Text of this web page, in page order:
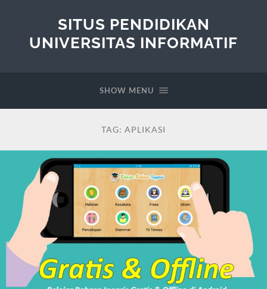
SITUS PENDIDIKAN
UNIVERSITAS INFORMATIF
SHOW MENU
TAG: APLIKASI